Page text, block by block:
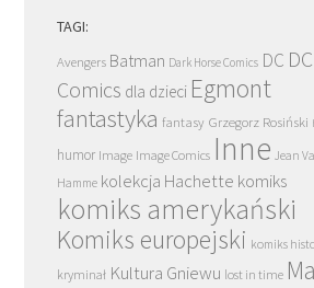
TAGI:
Avengers Batman Dark Horse Comics DC DC
Comics dla dzieci Egmont
fantastyka fantasy Grzegorz Rosiński
humor Image Image Comics Inne Jean
Hamme kolekcja Hachette komiks
komiks amerykański
Komiks europejski komiks
kryminał Kultura Gniewu lost in time